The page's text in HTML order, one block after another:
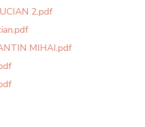
2.pdf
MIHAI.pdf